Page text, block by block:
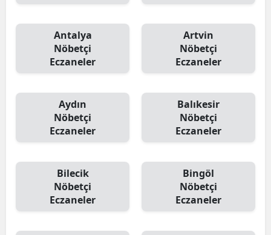
Antalya
Nöbetçi
Eczaneler
Artvin
Nöbetçi
Eczaneler
Aydın
Nöbetçi
Eczaneler
Balıkesir
Nöbetçi
Eczaneler
Bilecik
Nöbetçi
Eczaneler
Bingöl
Nöbetçi
Eczaneler